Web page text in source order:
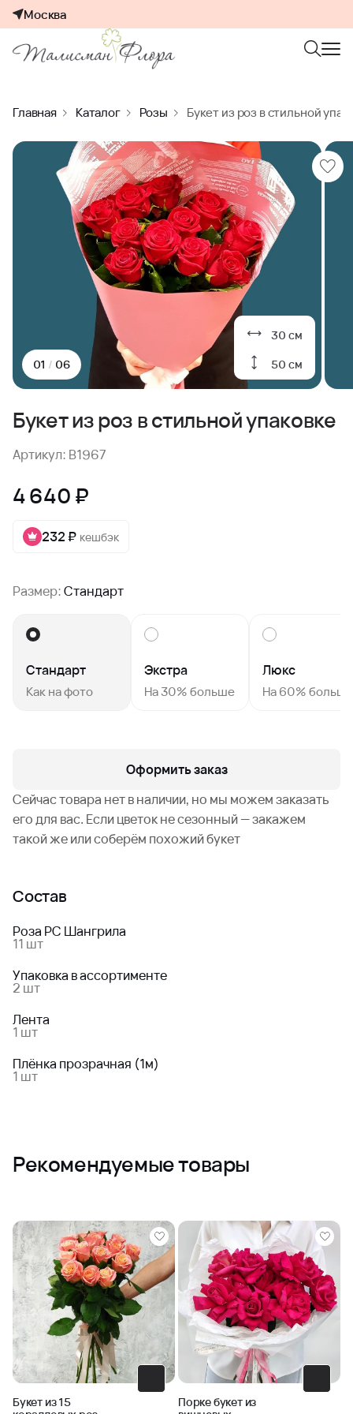
Москва
Главная Каталог Розы Букет из роз в стильной
30 см
50 см
01 / 06
Букет из роз в стильной упаковке
Артикул: B1967
4 640 ₽
232 ₽ кешбэк
Размер:Стандарт
Стандарт
Как на фото
Экстра
На 30% больше
Люкс
На 60% больше
Оформить заказ
Сейчас товара нет в наличии, но мы можем заказать
его для вас. Если цветок не сезонный — закажем
такой же или соберём похожий букет
Состав
Роза РС Шангрила
11 шт
Упаковка в ассортименте
2 шт
Лента
1 шт
Плёнка прозрачная (1м)
1 шт
Рекомендуемые товары
Букет из 15
Порке букет из